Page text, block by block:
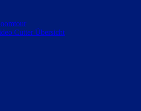
Cutter Übersicht